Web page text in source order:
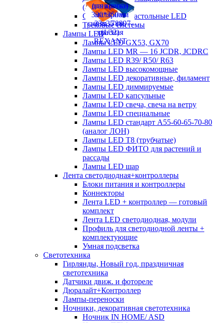
(аналог ЛСП)
Светильники настольные LED
Трековые системы
Лампы LED
Лампы LED GX53, GX70
Лампы LED MR — 16 JCDR, JCDRC
Лампы LED R39/ R50/ R63
Лампы LED высокомощные
Лампы LED декоративные, филамент
Лампы LED диммируемые
Лампы LED капсульные
Лампы LED свеча, свеча на ветру
Лампы LED специальные
Лампы LED стандарт А55-60-65-70-80
(аналог ЛОН)
Лампы LED Т8 (трубчатые)
Лампы LED ФИТО для растений и
рассады
Лампы LED шар
Лента светодиодная+контроллеры
Блоки питания и контроллеры
Коннекторы
Лента LED + контроллер — готовый
комплект
Лента LED светодиодная, модули
Профиль для светодиодной ленты +
комплектующие
Умная подсветка
Светотехника
Гирлянды, Новый год, праздничная
светотехника
Датчики движ. и фотореле
Дюралайт+Контроллер
Лампы-переноски
Ночники, декоративная светотехника
Ночник IN HOME/ ASD